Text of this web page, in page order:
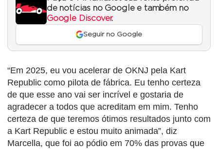
de notícias no Google e também no
Google Discover.
Seguir no Google
“Em 2025, eu vou acelerar de OKNJ pela Kart
Republic como pilota de fábrica. Eu tenho certeza
de que esse ano vai ser incrível e gostaria de
agradecer a todos que acreditam em mim. Tenho
certeza de que teremos ótimos resultados junto com
a Kart Republic e estou muito animada”, diz
Marcella, que foi ao pódio em 70% das provas que